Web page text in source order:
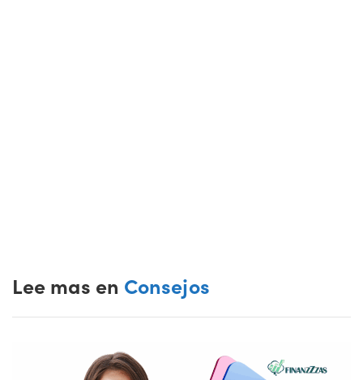
Lee mas en Consejos